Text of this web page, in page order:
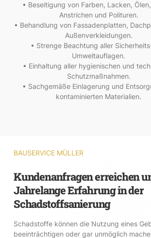
• Beseitigung von Farben, Lacken,
Anstrichen und Polituren.
• Behandlung von Fassadenplatten,
Außenverkleidungen.
• Strenge Beachtung aller
Umweltauflagen.
• Einhaltung aller hygienischen und
Schutzmaßnahmen.
• Sachgemäße Einlagerung und
kontaminierten Materialien.
BAUSERVICE MÜLLER
Kundenanfragen erreichen
Jahrelange Erfahrung in der
Schadstoffsanierung
Schadstoffe können die Nutzung eines
beeinträchtigen oder gar unmöglich